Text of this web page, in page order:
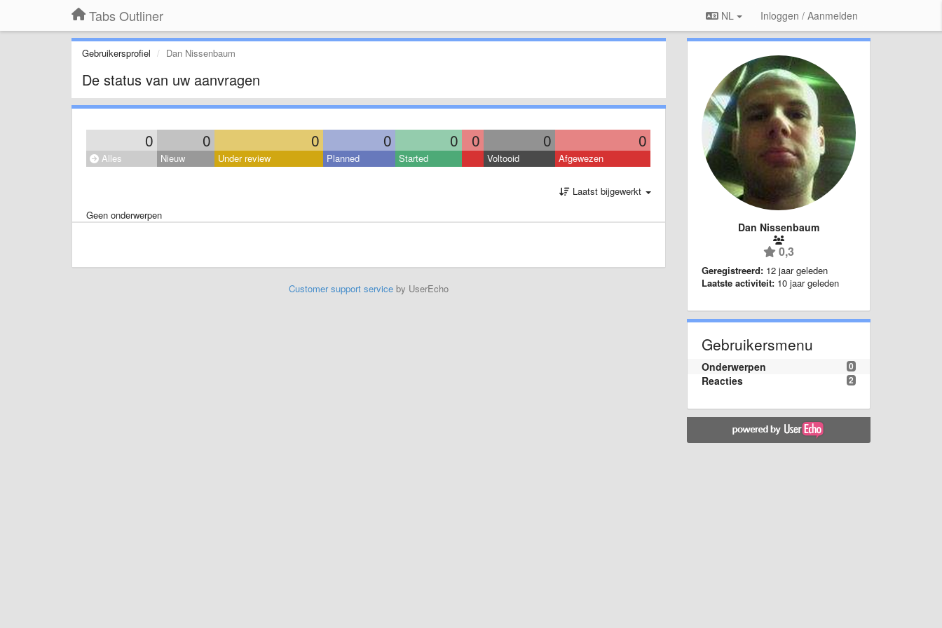
Tabs Outliner NL Inloggen / Aanmelden
Gebruikersprofiel Dan Nissenbaum
De status van uw aanvragen
0 0 0 0 0 0 0 0
Alles Nieuw Under review Planned Started Voltooid Afgewezen
Laatst bijgewerkt
Geen onderwerpen
Customer support serviceby UserEcho
Dan Nissenbaum
0,3
Geregistreerd: 12 jaar geleden
Laatste activiteit: 10 jaar geleden
Gebruikersmenu
0
Onderwerpen
2
Reacties